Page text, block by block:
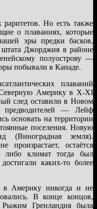
раритетов. Но есть также
о плаваниях, которые
эры предки басков,
Джорджия в районе
полуострову —
побывали в Канаде.
плаваний
Америку в X-XI
след оставили в Новом
— Лейф
основать на территории
поселения. Новую
(Виноградная земля).
произрастает, остаётся
климат тогда был
каких-то более
в Америку никогда и не
В конце концов,
Гренландия была